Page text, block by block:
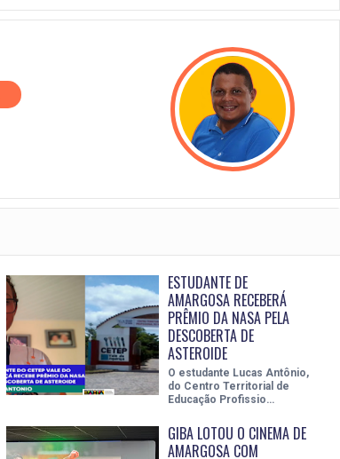
ESTUDANTE DE
AMARGOSA RECEBERÁ
PRÊMIO DA NASA PELA
DESCOBERTA DE
ASTEROIDE
O estudante Lucas Antônio,
do Centro Territorial de
Educação Profissio…
GIBA LOTOU O CINEMA DE
AMARGOSA COM